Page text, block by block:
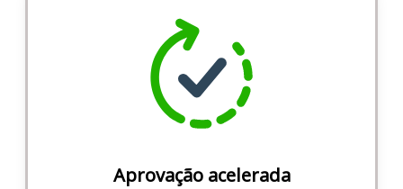
Aprovação acelerada